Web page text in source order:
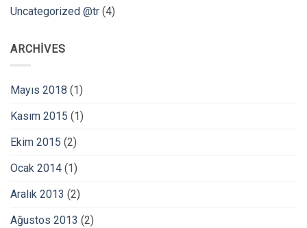
Uncategorized @tr (4)
ARCHIVES
Mayıs 2018 (1)
Kasım 2015 (1)
Ekim 2015 (2)
Ocak 2014 (1)
Aralık 2013 (2)
Ağustos 2013 (2)